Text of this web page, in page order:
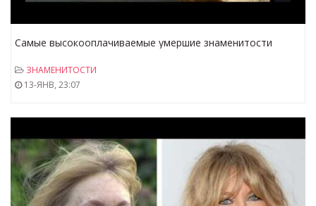
Самые высокооплачиваемые умершие знаменитости
ЗНАМЕНИТОСТИ
13-ЯНВ, 23:07